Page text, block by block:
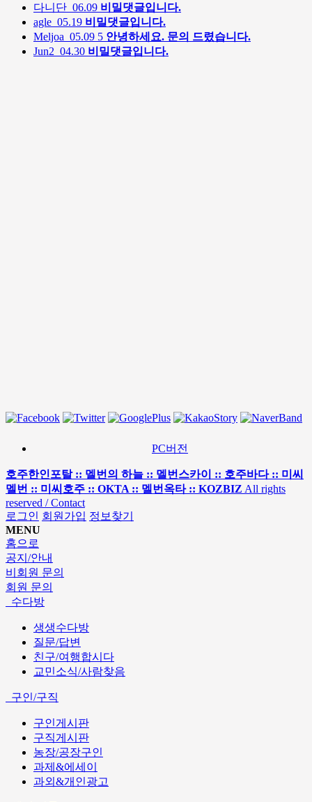
다니단 06.09 비밀댓글입니다.
agle 05.19 비밀댓글입니다.
Meljoa 05.09 5 안녕하세요. 문의 드렸습니다.
Jun2 04.30 비밀댓글입니다.
PC버전
호주한인포탈 :: 멜번의 하늘 :: 멜번스카이 :: 호주바다 :: 미씨
멜번 :: 미씨호주 :: OKTA :: 멜번옥타 :: KOZBIZ All rights
reserved / Contact
로그인 회원가입 정보찾기
MENU
홈으로
공지/안내
비회원 문의
회원 문의
수다방
생생수다방
질문/답변
친구/여행합시다
교민소식/사람찾음
구인/구직
구인게시판
구직게시판
농장/공장구인
과제&에세이
과외&개인광고